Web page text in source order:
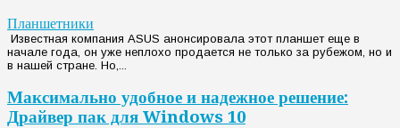
Планшетники
Известная компания ASUS анонсировала этот планшет еще в
начале года, он уже неплохо продается не только за рубежом, но и
в нашей стране. Но,...
Максимально удобное и надежное решение:
Драйвер пак для Windows 10